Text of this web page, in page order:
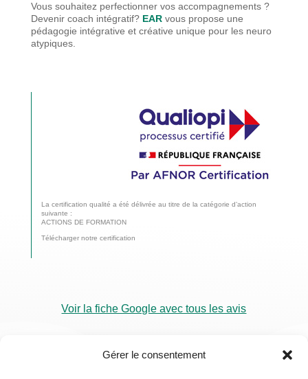
Gérer le consentement
Vous souhaitez perfectionner vos accompagnements ?
Devenir coach intégratif? EAR vous propose une
pédagogie intégrative et créative unique pour les neuro
atypiques.
La certification qualité a été délivrée au titre de la catégorie d’action
suivante :
ACTIONS DE FORMATION
Télécharger notre certification
Voir la fiche Google avec tous les avis